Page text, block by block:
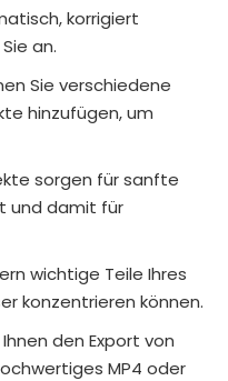
korrigiert
an.
Sie verschiedene
hinzufügen, um
sorgen für sanfte
und damit für
wichtige Teile Ihres
konzentrieren können.
den Export von
MP4 oder